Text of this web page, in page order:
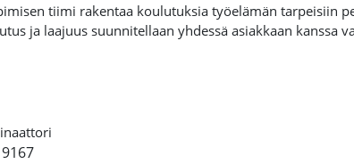
tiimi rakentaa koulutuksia työelämän tarpeisiin
ja laajuus suunnitellaan yhdessä asiakkaan kanssa